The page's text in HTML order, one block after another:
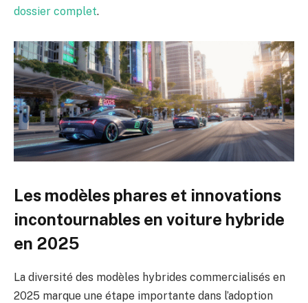
dossier complet.
Les modèles phares et innovations
incontournables en voiture hybride
en 2025
La diversité des modèles hybrides commercialisés en
2025 marque une étape importante dans l’adoption